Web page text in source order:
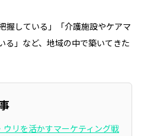
握している」「介護施設やケアマ
る」など、地域の中で築いてきた
ウリを活かすマーケティング戦